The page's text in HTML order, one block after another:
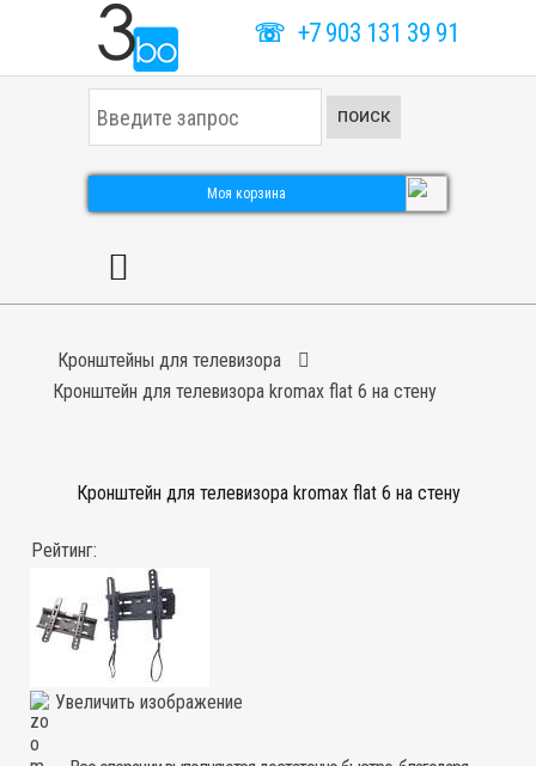
☏ +7 903 131 39 91
к
а
ь
ПОИСК
Моя корзина
Кронштейны для телевизора
Кронштейн для телевизора kromax flat 6 на стену
Кронштейн для телевизора kromax flat 6 на стену
Рейтинг:
Увеличить изображение